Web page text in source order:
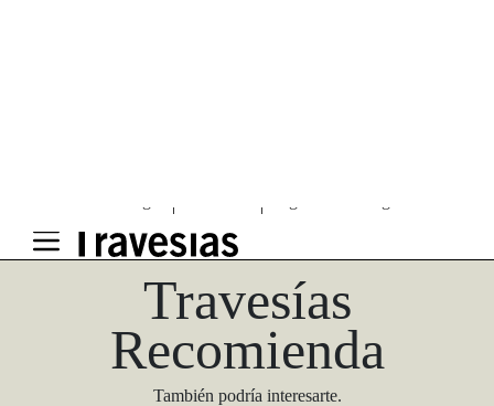
Travesías
Recomienda
También podría interesarte.